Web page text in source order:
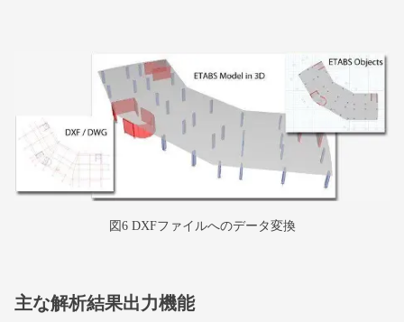
図6 DXFファイルへのデータ変換
主な解析結果出力機能